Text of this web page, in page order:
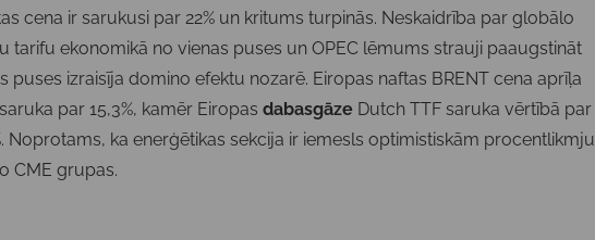
cena ir sarukusi par 22% un kritums turpinās. Neskaidrība par globālo
tarifu ekonomikā no vienas puses un OPEC lēmums strauji paaugstināt
puses izraisīja domino efektu nozarē. Eiropas naftas BRENT cena aprīļa
saruka par 15,3%, kamēr Eiropasdabasgāze Dutch TTF saruka vērtībā par
Noprotams, ka enerģētikas sekcija ir iemesls optimistiskām procentlikmju
CME grupas.